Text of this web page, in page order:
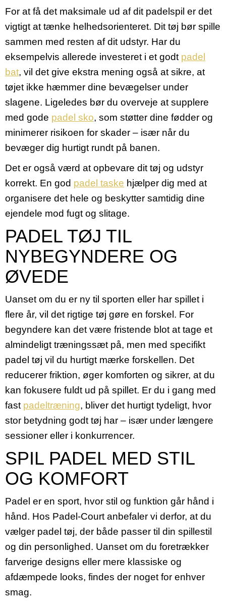
For at få det maksimale ud af dit padelspil er det
vigtigt at tænke helhedsorienteret. Dit tøj bør spille
sammen med resten af dit udstyr. Har du
eksempelvis allerede investeret i etgodt padel
bat, vil det give ekstra mening også at sikre, at
tøjet ikke hæmmer dine bevægelser under
slagene. Ligeledes bør du overveje at supplere
med gode padel sko, som støtter dine fødder og
minimerer risikoen for skader – især når du
bevæger dig hurtigt rundt på banen.
Det er også værd at opbevare dit tøj og udstyr
korrekt. En god padel taske hjælper dig med at
organisere det hele og beskytter samtidig dine
ejendele mod fugt og slitage.
PADEL TØJ TIL
NYBEGYNDERE OG
ØVEDE
Uanset om du er ny til sporten eller har spillet i
flere år, vil det rigtige tøj gøre en forskel. For
begyndere kan det være fristende blot at tage et
almindeligt træningssæt på, men med specifikt
padel tøj vil du hurtigt mærke forskellen. Det
reducerer friktion, øger komforten og sikrer, at du
kan fokusere fuldt ud på spillet. Er du i gang med
fast padeltræning, bliver det hurtigt tydeligt, hvor
stor betydning godt tøj har – især under længere
sessioner eller i konkurrencer.
SPIL PADEL MED STIL
OG KOMFORT
Padel er en sport, hvor stil og funktion går hånd i
hånd. Hos Padel-Court anbefaler vi derfor, at du
vælger padel tøj, der både passer til din spillestil
og din personlighed. Uanset om du foretrækker
farverige designs eller mere klassiske og
afdæmpede looks, findes der noget for enhver
smag.